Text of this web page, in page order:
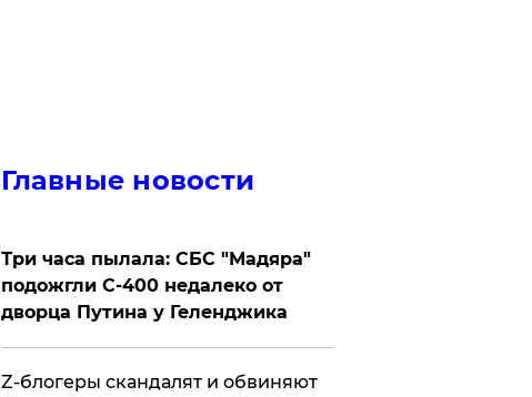
Главные новости
Три часа пылала: СБС "Мадяра"
подожгли С-400 недалеко от
дворца Путина у Геленджика
Z-блогеры скандалят и обвиняют